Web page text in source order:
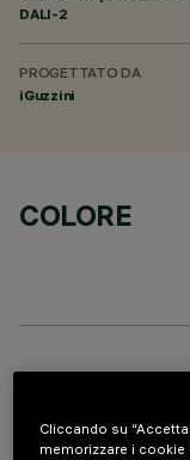
DALI-2
PROGETTATO DA
iGuzzini
COLORE
Cliccando su
memorizzare i